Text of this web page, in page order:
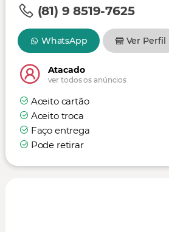
(81) 9 8519-7625
WhatsApp Ver Perfil
Atacado
ver todos os anúncios
Aceito cartão
Aceito troca
Faço entrega
Pode retirar